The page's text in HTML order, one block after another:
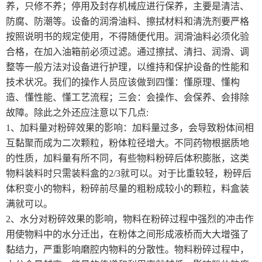
养，只修不养；停用及封存机械应进行保养，主要是清洁、
防腐、防潮等。设备的润滑油料、擦拭材料和清洗剂要严格
按照说明书的规定使用，不得随便代用。润滑油料必须化验
合格，在加入油箱前必须过滤。通过擦拭、清扫、润滑、调
整等一般方法对设备进行护理，以维持和保护设备的性能和
技术状况。我们的操作人员应该做到四懂：懂原理、懂构
造、懂性能、懂工艺流程；三会：会操作、会保养、会排除
故障。除此之外还应注意以下几点:
1、加料量对粉碎效果的影响：加料量过多，会导致粉体间相
互黏聚而成为二次颗粒，粉体粒径增大。不同药物根据质地
的性质，加料量有所不同，有些物料粉碎后体积膨胀，这类
物料装料时只需装料盒的2/3就可以。对于比重较轻，粉碎后
体积变小的物料，粉碎前尽量的粗粉成较小的颗粒，料盒装
满就可以。
2、水分对粉碎效果的影响，物料在粉碎过程中强烈的冲击作
用使物料中的水分迁出，在粉体之间形成液桥而大大增强了
黏结力，严重影响磨腔内物料的分散性。物料粉碎过程中，